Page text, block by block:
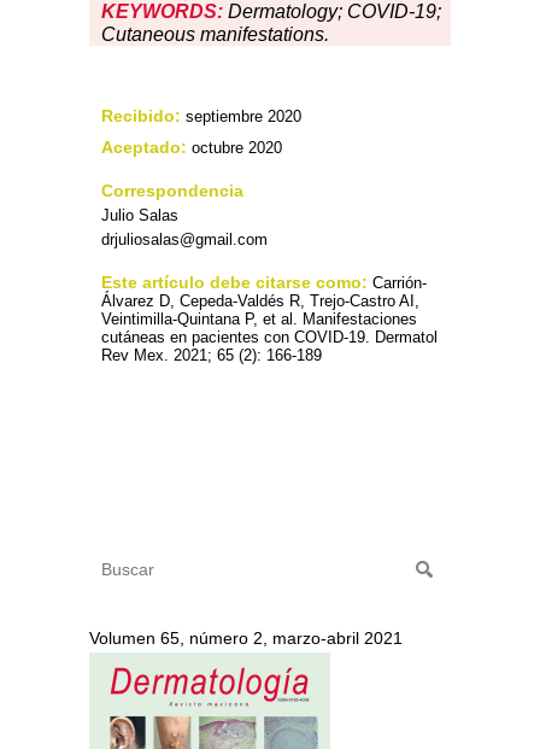
KEYWORDS: Dermatology; COVID-19;
Cutaneous manifestations.
Recibido: septiembre 2020
Aceptado: octubre 2020
Correspondencia
Julio Salas
drjuliosalas@gmail.com
Este artículo debe citarse como: Carrión-
Álvarez D, Cepeda-Valdés R, Trejo-Castro AI,
Veintimilla-Quintana P, et al. Manifestaciones
cutáneas en pacientes con COVID-19. Dermatol
Rev Mex. 2021; 65 (2): 166-189
Volumen 65, número 2, marzo-abril 2021